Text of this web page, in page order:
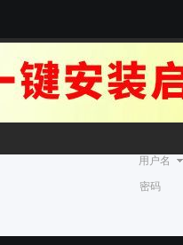
用户名
密码